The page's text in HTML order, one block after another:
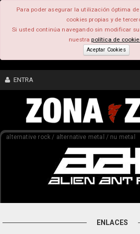
Para poder asegurar la utilización óptima
cookies propias y de
Si usted continúa navegando sin modificar
nuestrapolítica de
Aceptar Cookies
ENTRA
CONTENIDO
alternative rock / alternative metal / nu metal
ENLACES